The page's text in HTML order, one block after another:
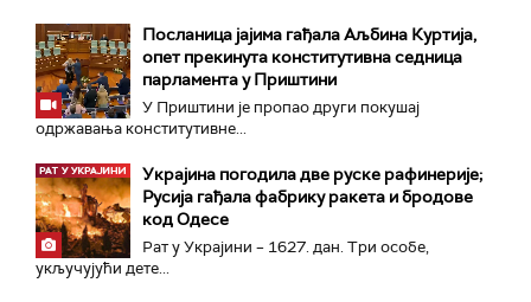
Посланица јајима гађала Аљбина Куртија,
опет прекинута конститутивна седница
парламента у Приштини
У Приштини је пропао други покушај
одржавања конститутивне...
Украјина погодила две руске рафинерије;
Русија гађала фабрику ракета и бродове
код Одесе
Рат у Украјини – 1627. дан. Три особе,
укључујући дете...